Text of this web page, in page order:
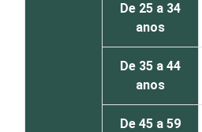
De 25 a 34
anos
De 35 a 44
anos
De 45 a 59